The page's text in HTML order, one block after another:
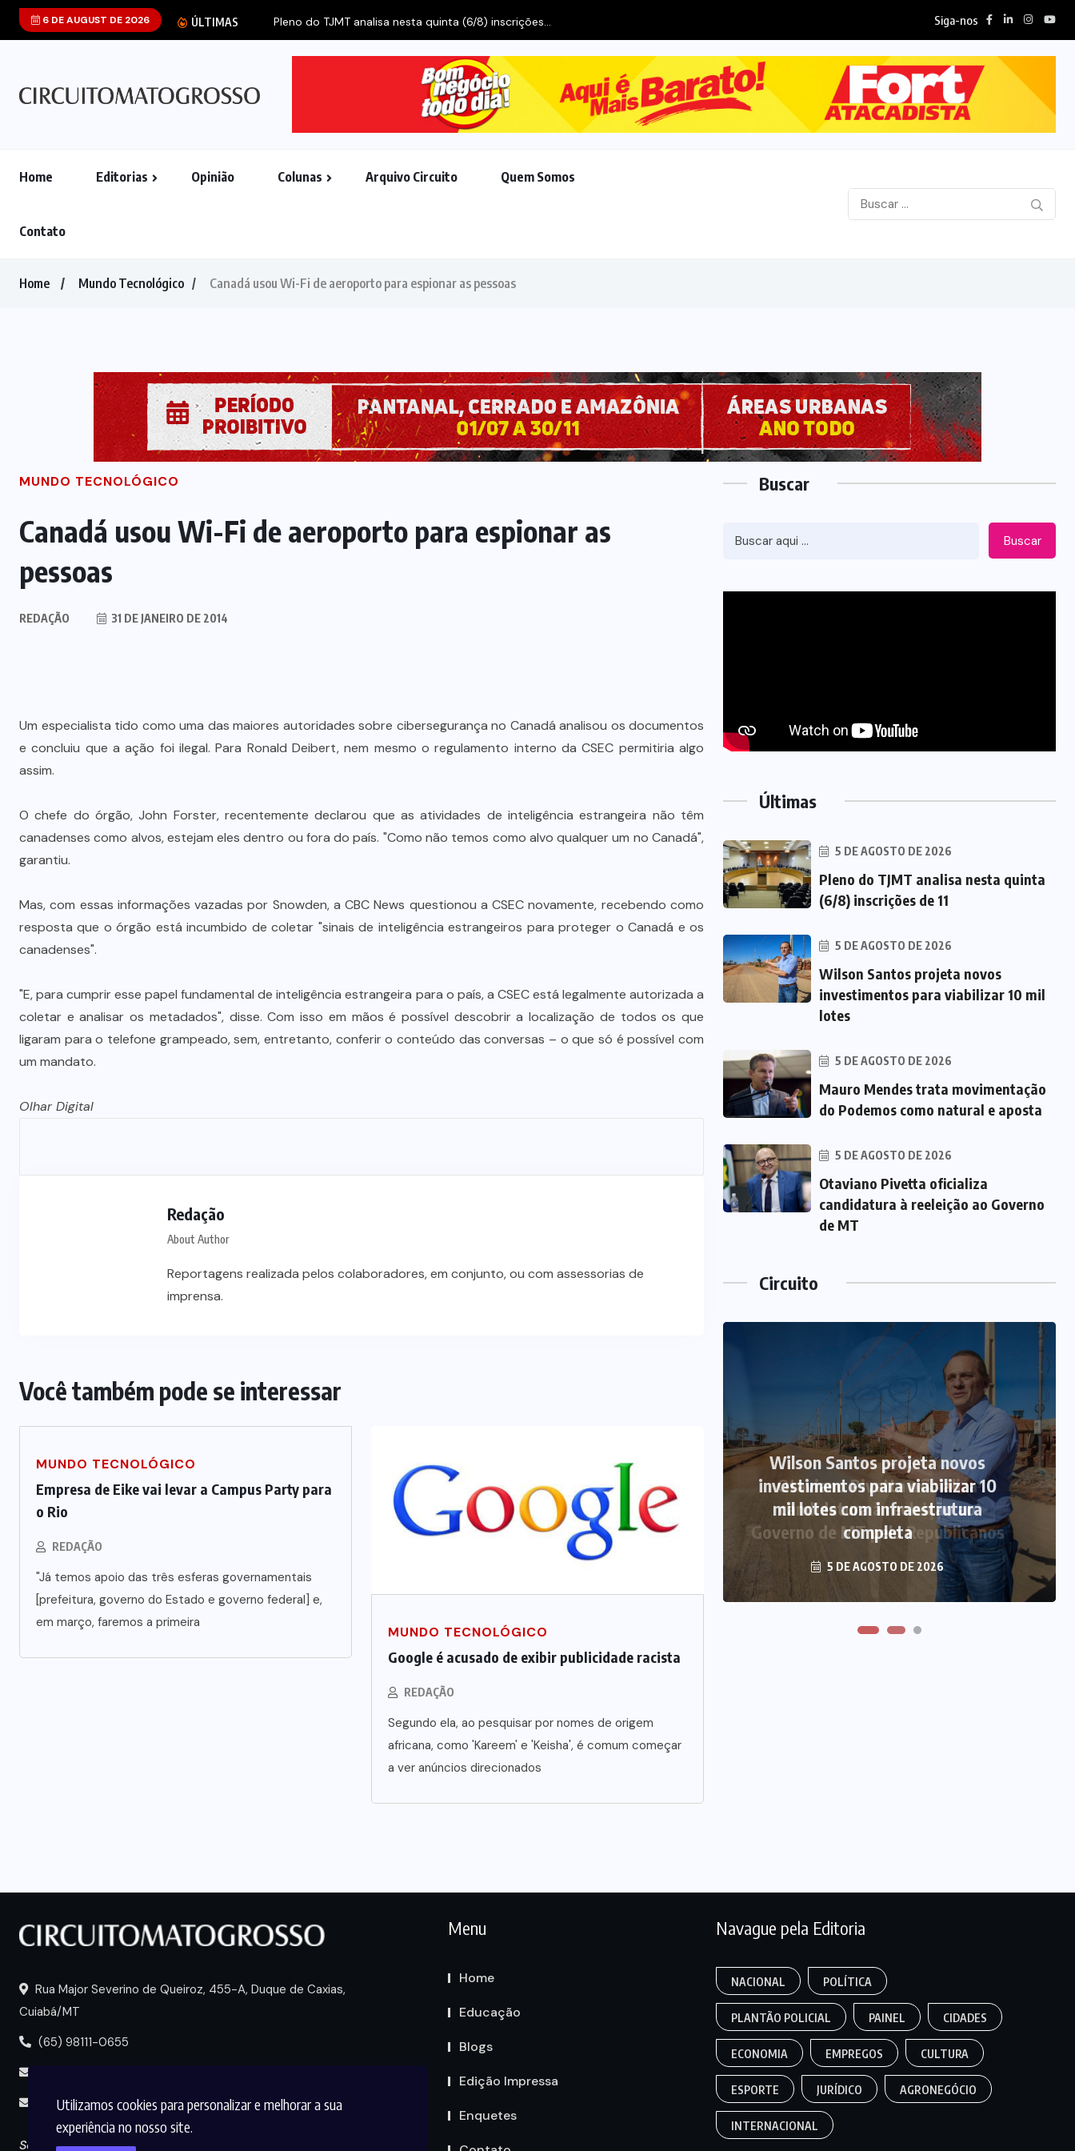
Utilizamos cookies para personalizar e melhorar a sua
experiência no nosso site.
6 DE AUGUST DE 2026 ÚLTIMAS Pleno do TJMT analisa nesta quinta (6/8) inscrições... Siga-nos
Home Editorias Opinião Colunas Arquivo Circuito Quem Somos
Contato
Home Mundo Tecnológico Canadá usou Wi-Fi de aeroporto para espionar as pessoas
MUNDO TECNOLÓGICO
Canadá usou Wi-Fi de aeroporto para espionar as
pessoas
REDAÇÃO 31 DE JANEIRO DE 2014
Um especialista tido como uma das maiores autoridades sobre cibersegurança no Canadá analisou os documentos
e concluiu que a ação foi ilegal. Para Ronald Deibert, nem mesmo o regulamento interno da CSEC permitiria algo
assim.
O chefe do órgão, John Forster, recentemente declarou que as atividades de inteligência estrangeira não têm
canadenses como alvos, estejam eles dentro ou fora do país. "Como não temos como alvo qualquer um no Canadá",
garantiu.
Mas, com essas informações vazadas por Snowden, a CBC News questionou a CSEC novamente, recebendo como
resposta que o órgão está incumbido de coletar "sinais de inteligência estrangeiros para proteger o Canadá e os
canadenses".
"E, para cumprir esse papel fundamental de inteligência estrangeira para o país, a CSEC está legalmente autorizada a
coletar e analisar os metadados", disse. Com isso em mãos é possível descobrir a localização de todos os que
ligaram para o telefone grampeado, sem, entretanto, conferir o conteúdo das conversas – o que só é possível com
um mandato.
Olhar Digital
Redação
About Author
Reportagens realizada pelos colaboradores, em conjunto, ou com assessorias de
imprensa.
Você também pode se interessar
MUNDO TECNOLÓGICO
Empresa de Eike vai levar a Campus Party para
o Rio
REDAÇÃO
"Já temos apoio das três esferas governamentais
[prefeitura, governo do Estado e governo federal] e,
em março, faremos a primeira
MUNDO TECNOLÓGICO
Google é acusado de exibir publicidade racista
REDAÇÃO
Segundo ela, ao pesquisar por nomes de origem
africana, como 'Kareem' e 'Keisha', é comum começar
a ver anúncios direcionados
Buscar
Buscar
Últimas
5 DE AGOSTO DE 2026
Pleno do TJMT analisa nesta quinta
(6/8) inscrições de 11
5 DE AGOSTO DE 2026
Wilson Santos projeta novos
investimentos para viabilizar 10 mil
lotes
5 DE AGOSTO DE 2026
Mauro Mendes trata movimentação
do Podemos como natural e aposta
5 DE AGOSTO DE 2026
Otaviano Pivetta oficializa
candidatura à reeleição ao Governo
de MT
Circuito
Polícia prende jovem investigado
Wilson Santos projeta novos
investimentos para viabilizar 10
mil lotes com infraestrutura
completa
5 DE AGOSTO DE 2026
Otaviano Pivetta oficializa
candidatura à reeleição ao
Governo de MT pelo Republicanos
5 DE AGOSTO DE 2026
Rua Major Severino de Queiroz, 455-A, Duque de Caxias,
Cuiabá/MT
(65) 98111-0655
midia@circuitomt.com.br
Seguir
Menu
Home
Educação
Blogs
Edição Impressa
Enquetes
Navague pela Editoria
NACIONAL POLÍTICA
PLANTÃO POLICIAL PAINEL CIDADES
ECONOMIA EMPREGOS CULTURA
ESPORTE JURÍDICO AGRONEGÓCIO
INTERNACIONAL